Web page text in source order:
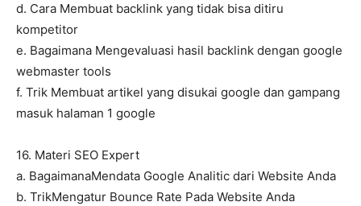
d. Cara Membuat backlink yang tidak bisa ditiru
kompetitor
e. Bagaimana Mengevaluasi hasil backlink dengan google
webmaster tools
f. Trik Membuat artikel yang disukai google dan gampang
masuk halaman 1 google
16. Materi SEO Expert
a. BagaimanaMendata Google Analitic dari Website Anda
b. TrikMengatur Bounce Rate Pada Website Anda